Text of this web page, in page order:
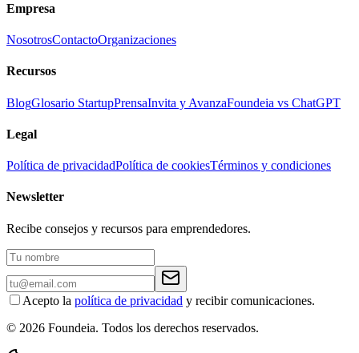
Empresa
NosotrosContactoOrganizaciones
Recursos
BlogGlosario StartupPrensaInvita y AvanzaFoundeia vs ChatGPT
Legal
Política de privacidadPolítica de cookiesTérminos y condiciones
Newsletter
Recibe consejos y recursos para emprendedores.
Acepto la política de privacidad y recibir comunicaciones.
© 2026 Foundeia. Todos los derechos reservados.